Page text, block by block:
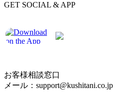
GET SOCIAL & APP
お客様相談窓口
メール：support@kushitani.co.jp